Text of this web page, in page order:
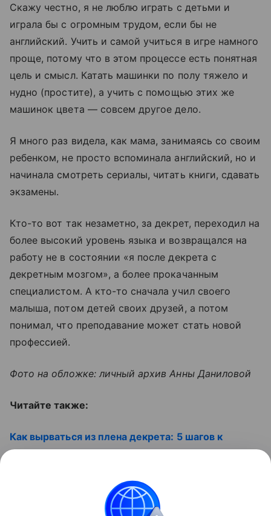
Скажу честно, я не люблю играть с детьми и
играла бы с огромным трудом, если бы не
английский. Учить и самой учиться в игре намного
проще, потому что в этом процессе есть понятная
цель и смысл. Катать машинки по полу тяжело и
нудно (простите), а учить с помощью этих же
машинок цвета — совсем другое дело.
Я много раз видела, как мама, занимаясь со своим
ребенком, не просто вспоминала английский, но и
начинала смотреть сериалы, читать книги, сдавать
экзамены.
Кто-то вот так незаметно, за декрет, переходил на
более высокий уровень языка и возвращался на
работу не в состоянии «я после декрета с
декретным мозгом», а более прокачанным
специалистом. А кто-то сначала учил своего
малыша, потом детей своих друзей, а потом
понимал, что преподавание может стать новой
профессией.
Фото на обложке: личный архив Анны Даниловой
Читайте также:
Как вырваться из плена декрета: 5 шагов к
прежней себе
Английский алфавит для детей: как выучить его